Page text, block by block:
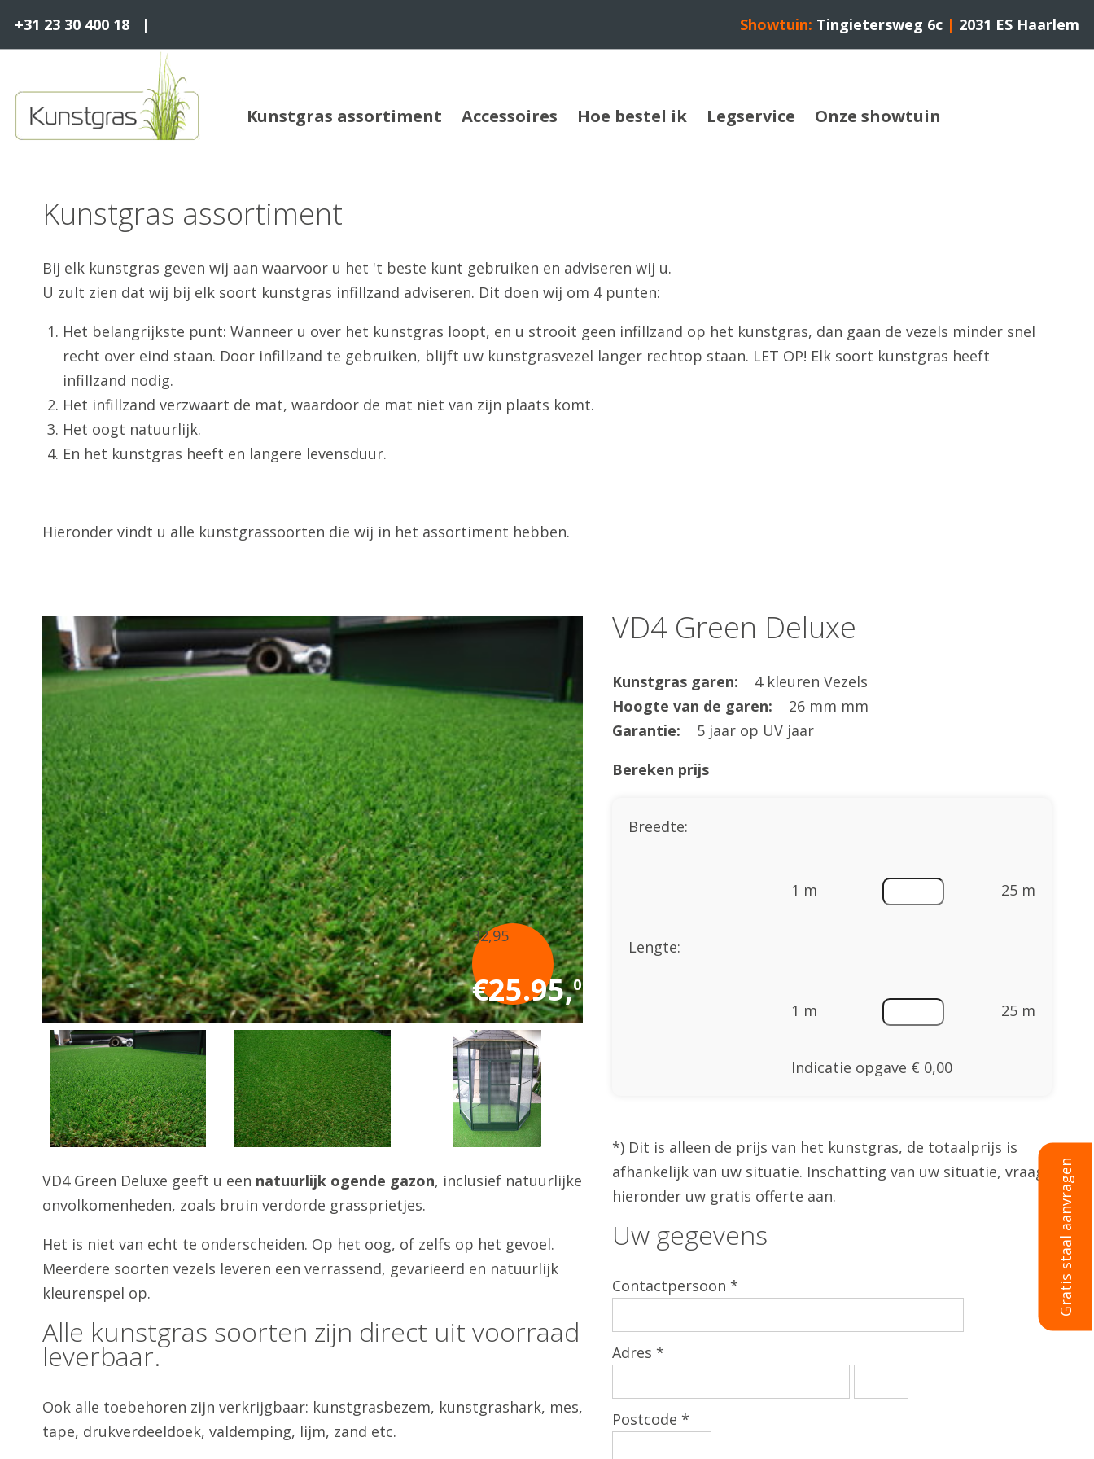
+31 23 30 400 18 | Showtuin: Tingietersweg 6c | 2031 ES Haarlem
Kunstgras assortiment Accessoires Hoe bestel ik Legservice Onze showtuin
Gratis staal aanvragen
Kunstgras assortiment
Bij elk kunstgras geven wij aan waarvoor u het 't beste kunt gebruiken en adviseren wij u.
U zult zien dat wij bij elk soort kunstgras infillzand adviseren. Dit doen wij om 4 punten:
Het belangrijkste punt: Wanneer u over het kunstgras loopt, en u strooit geen infillzand op het kunstgras, dan gaan de vezels minder snel
recht over eind staan. Door infillzand te gebruiken, blijft uw kunstgrasvezel langer rechtop staan. LET OP! Elk soort kunstgras heeft
infillzand nodig.
Het infillzand verzwaart de mat, waardoor de mat niet van zijn plaats komt.
Het oogt natuurlijk.
En het kunstgras heeft en langere levensduur.
Hieronder vindt u alle kunstgrassoorten die wij in het assortiment hebben.
32,95
€25.95,0
VD4 Green Deluxe geeft u een natuurlijk ogende gazon, inclusief natuurlijke
onvolkomenheden, zoals bruin verdorde grassprietjes.
Het is niet van echt te onderscheiden. Op het oog, of zelfs op het gevoel.
Meerdere soorten vezels leveren een verrassend, gevarieerd en natuurlijk
kleurenspel op.
Alle kunstgras soorten zijn direct uit voorraad
leverbaar.
Ook alle toebehoren zijn verkrijgbaar: kunstgrasbezem, kunstgrashark, mes,
tape, drukverdeeldoek, valdemping, lijm, zand etc.
VD4 Green Deluxe
Kunstgras garen:
4 kleuren Vezels
Hoogte van de garen:
26 mm mm
Garantie:
5 jaar op UV jaar
Bereken prijs
Breedte:
1 m 25 m
Lengte:
1 m 25 m
Indicatie opgave € 0,00
*) Dit is alleen de prijs van het kunstgras, de totaalprijs is
afhankelijk van uw situatie. Inschatting van uw situatie, vraag
hieronder uw gratis offerte aan.
Uw gegevens
Contactpersoon *
Adres *
Postcode *